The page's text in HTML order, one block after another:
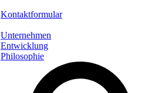
Kontaktformular
Unternehmen
Entwicklung
Philosophie